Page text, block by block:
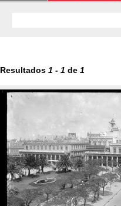
Resultados 1 - 1 de 1